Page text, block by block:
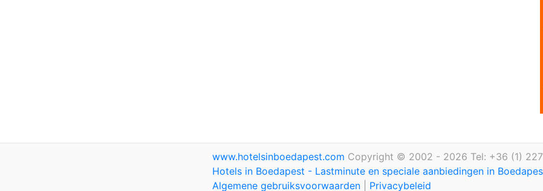
www.hotelsinboedapest.com Copyright © 2002 - 2026 Tel: +36 (1)
Hotels in Boedapest - Lastminute en speciale aanbiedingen in
Algemene gebruiksvoorwaarden
Privacybeleid